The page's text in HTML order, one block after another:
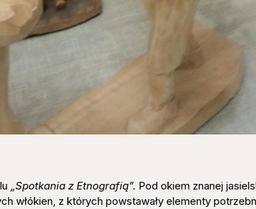
„Spotkania z Etnografią”. Pod okiem znanej
włókien, z których powstawały elementy